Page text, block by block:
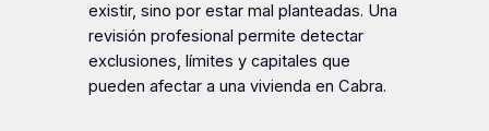
existir, sino por estar mal planteadas. Una
revisión profesional permite detectar
exclusiones, límites y capitales que
pueden afectar a una vivienda en Cabra.